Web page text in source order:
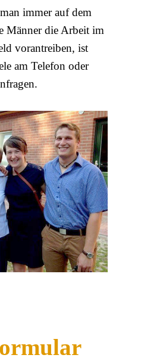
immer auf dem
Männer die Arbeit im
vorantreiben, ist
am Telefon oder